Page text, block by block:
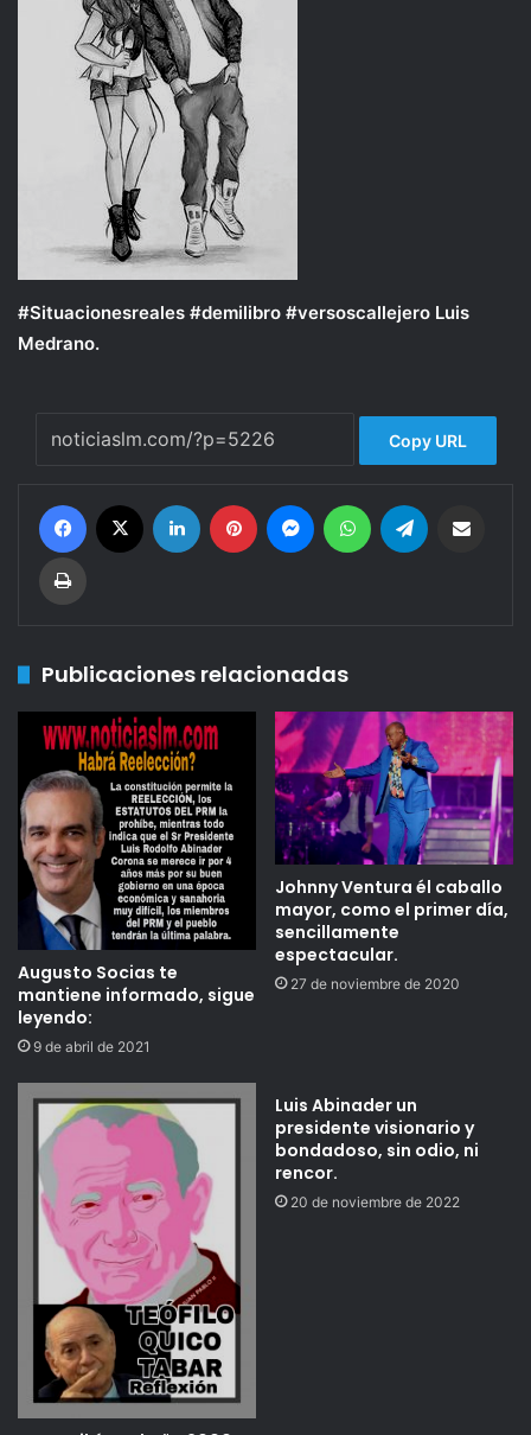
#Situacionesreales #demilibro #versoscallejero Luis
Medrano.
Copy URL
Facebook LinkedIn Pinterest MessengerWhatsApp
Imprimir
Publicaciones relacionadas
Augusto Socias te
mantiene informado, sigue
leyendo:
9 de abril de 2021
Johnny Ventura él caballo
mayor, como el primer día,
sencillamente
espectacular.
27 de noviembre de 2020
Luis Abinader un
presidente visionario y
bondadoso, sin odio, ni
rencor.
20 de noviembre de 2022